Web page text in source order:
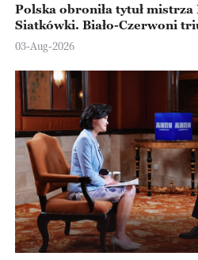
Polska obroniła tytuł
Siatkówki. Biało-Czerwoni
Ningbo
03-Aug-2026